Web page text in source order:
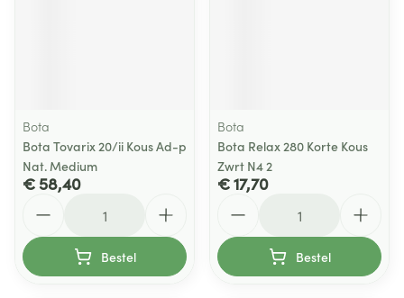
Bota
Bota Tovarix 20/ii Kous Ad-p
Nat. Medium
€ 58,40
Bestel
Bota
Bota Relax 280 Korte Kous
Zwrt N4 2
€ 17,70
Bestel